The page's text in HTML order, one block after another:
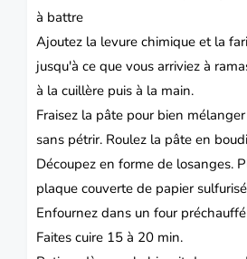
à battre
Ajoutez la levure chimique et la
jusqu'à ce que vous arriviez à
à la cuillère puis à la main.
Fraisez la pâte pour bien
sans pétrir. Roulez la pâte en
Découpez en forme de losanges.
plaque couverte de papier
Enfournez dans un four
Faites cuire 15 à 20 min.